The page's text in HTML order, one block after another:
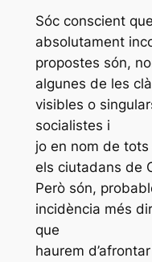
Sóc conscient
absolutament
propostes són,
algunes de les
visibles o
socialistes i
jo en nom de
els ciutadans de
Però són,
incidència més
que
haurem